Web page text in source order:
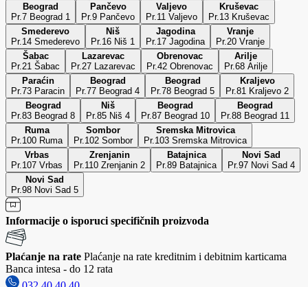
Beograd
Pr.7 Beograd 1
Pančevo
Pr.9 Pančevo
Valjevo
Pr.11 Valjevo
Kruševac
Pr.13 Kruševac
Smederevo
Pr.14 Smederevo
Niš
Pr.16 Niš 1
Jagodina
Pr.17 Jagodina
Vranje
Pr.20 Vranje
Šabac
Pr.21 Šabac
Lazarevac
Pr.27 Lazarevac
Obrenovac
Pr.42 Obrenovac
Arilje
Pr.68 Arilje
Paraćin
Pr.73 Paracin
Beograd
Pr.77 Beograd 4
Beograd
Pr.78 Beograd 5
Kraljevo
Pr.81 Kraljevo 2
Beograd
Pr.83 Beograd 8
Niš
Pr.85 Niš 4
Beograd
Pr.87 Beograd 10
Beograd
Pr.88 Beograd 11
Ruma
Pr.100 Ruma
Sombor
Pr.102 Sombor
Sremska Mitrovica
Pr.103 Sremska Mitrovica
Vrbas
Pr.107 Vrbas
Zrenjanin
Pr.110 Zrenjanin 2
Batajnica
Pr.89 Batajnica
Novi Sad
Pr.97 Novi Sad 4
Novi Sad
Pr.98 Novi Sad 5
Informacije o isporuci specifičnih proizvoda
Plaćanje na rate Plaćanje na rate kreditnim i debitnim karticama
Banca intesa - do 12 rata